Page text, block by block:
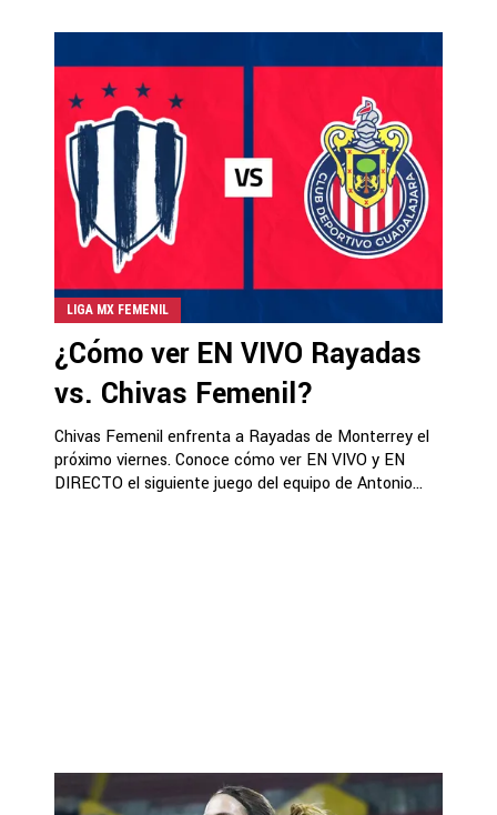
LIGA MX FEMENIL
¿Cómo ver EN VIVO Rayadas
vs. Chivas Femenil?
Chivas Femenil enfrenta a Rayadas de Monterrey el
próximo viernes. Conoce cómo ver EN VIVO y EN
DIRECTO el siguiente juego del equipo de Antonio...